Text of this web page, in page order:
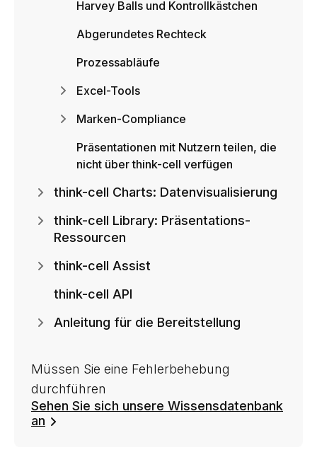
Harvey Balls und Kontrollkästchen
Abgerundetes Rechteck
Prozessabläufe
Excel-Tools
Marken-Compliance
Präsentationen mit Nutzern teilen, die
nicht über think-cell verfügen
think-cell Charts: Datenvisualisierung
think-cell Library: Präsentations-
Ressourcen
think-cell Assist
think-cell API
Anleitung für die Bereitstellung
Müssen Sie eine Fehlerbehebung
durchführen
Sehen Sie sich unsere Wissensdatenbank
an